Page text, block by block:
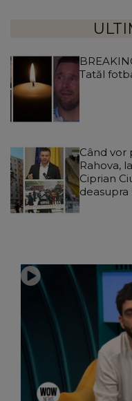
Tatăl
Când vor
Rahova,
Ciprian
deasupra